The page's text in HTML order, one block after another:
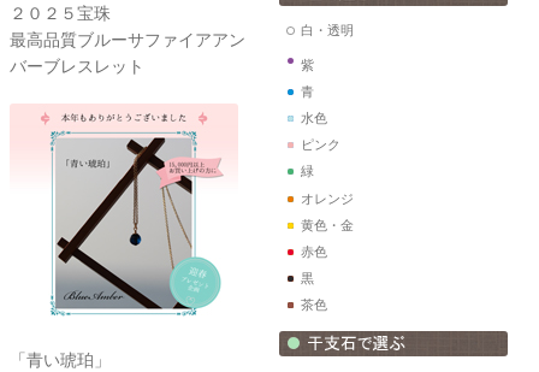
２０２５宝珠
最高品質ブルーサファイアアン
バーブレスレット
「青い琥珀」
白・透明
紫
青
水色
ピンク
緑
オレンジ
黄色・金
赤色
黒
茶色